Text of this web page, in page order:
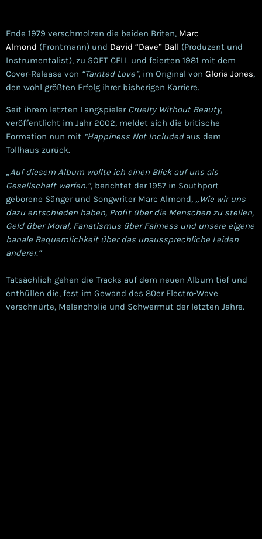
Ende 1979 verschmolzen die beiden Briten, Marc
Almond (Frontmann) und David “Dave” Ball (Produzent und
Instrumentalist), zu SOFT CELL und feierten 1981 mit dem
Cover-Release von “Tainted Love”, im Original von Gloria Jones,
den wohl größten Erfolg ihrer bisherigen Karriere.
Seit ihrem letzten Langspieler Cruelty Without Beauty,
veröffentlicht im Jahr 2002, meldet sich die britische
Formation nun mit *Happiness Not Includedaus dem
Tollhaus zurück.
„Auf diesem Album wollte ich einen Blick auf uns als
Gesellschaft werfen.“, berichtet der 1957 in Southport
geborene Sänger und Songwriter Marc Almond, „Wie wir uns
dazu entschieden haben, Profit über die Menschen zu stellen,
Geld über Moral, Fanatismus über Fairness und unsere eigene
banale Bequemlichkeit über das unaussprechliche Leiden
anderer.“
Tatsächlich gehen die Tracks auf dem neuen Album tief und
enthüllen die, fest im Gewand des 80er Electro-Wave
verschnürte, Melancholie und Schwermut der letzten Jahre.